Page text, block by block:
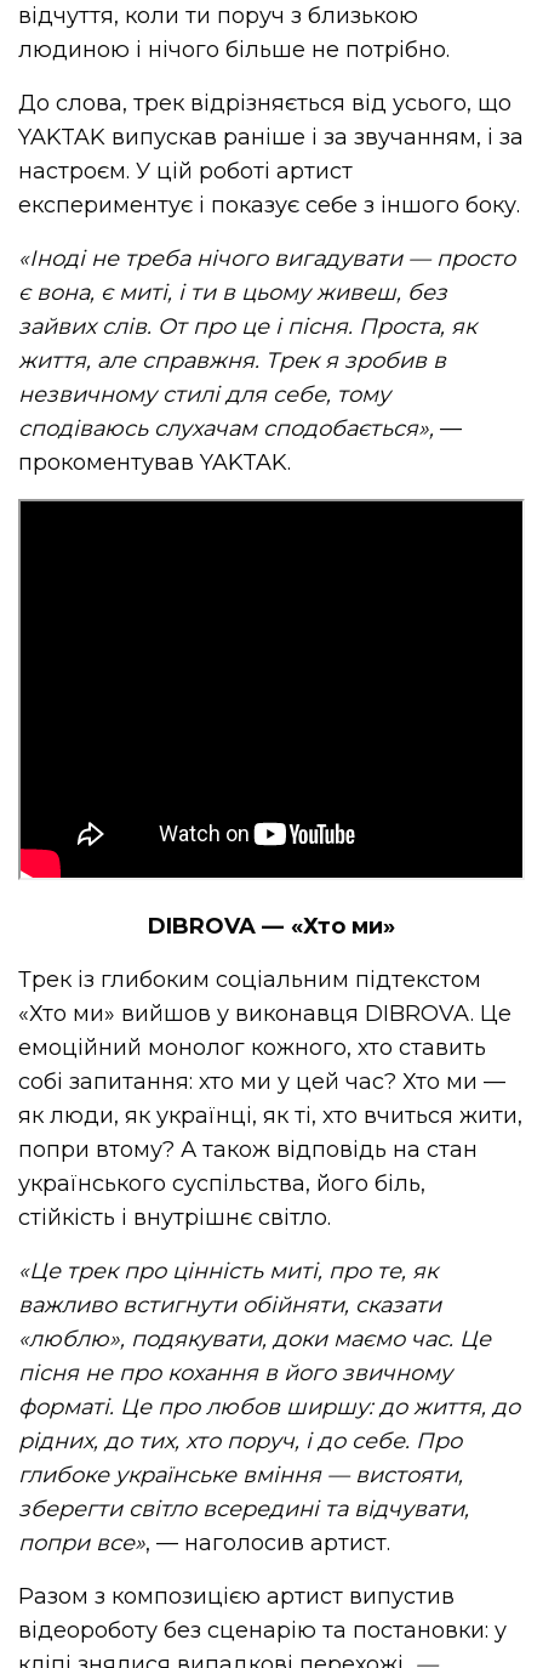
відчуття, коли ти поруч з близькою
людиною і нічого більше не потрібно.
До слова, трек відрізняється від усього, що
YAKTAK випускав раніше і за звучанням, і за
настроєм. У цій роботі артист
експериментує і показує себе з іншого боку.
«Іноді не треба нічого вигадувати — просто
є вона, є миті, іти в цьому живеш, без
зайвих слів. От про це і пісня. Проста, як
життя, але справжня. Трек я зробив в
незвичному стилі для себе, тому
сподіваюсь слухачам сподобається», —
прокоментував YAKTAK.
DIBROVA — «Хто ми»
Трек із глибоким соціальним підтекстом
«Хто ми» вийшов у виконавця DIBROVA. Це
емоційний монолог кожного, хто ставить
собі запитання: хто ми у цей час? Хто ми —
як люди, як українці, як ті, хто вчиться жити,
попри втому? А також відповідь на стан
українського суспільства, його біль,
стійкість і внутрішнє світло.
«Це трек про цінність миті, про те, як
важливо встигнути обійняти, сказати
«люблю», подякувати, доки маємо час. Це
пісня не про кохання в його звичному
форматі. Це про любов ширшу: до життя, до
рідних, до тих, хто поруч, і до себе. Про
глибоке українське вміння — вистояти,
зберегти світло всередині та відчувати,
попри все», — наголосив артист.
Разом з композицією артист випустив
відеороботу без сценарію та постановки: у